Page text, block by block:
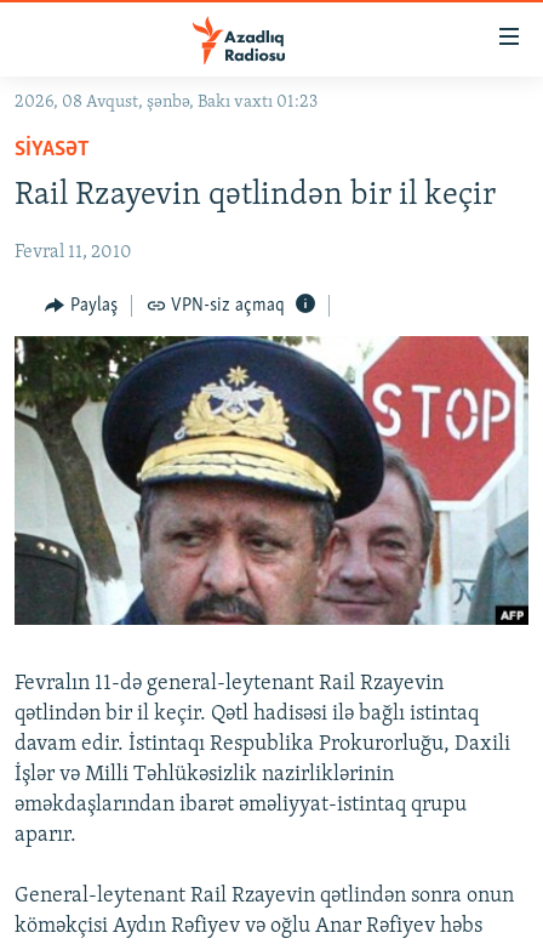
Əsas
qayıt
Əsas
qayıt
GÜNDƏM
#İZAHLA
KORRUPSIOMETR
#ƏSLINDƏ
FƏRQƏ BAX
QANUNI DOĞRU
ARAŞDIRMA
MULTIMEDIA
VIDEO
FOTOQALEREYA
İNFOQRAFIKA
KARIKATURA
RADIO ARXIV
OXU ZALI
AZƏRBAYCAN ƏDƏBIYYATI KITABXANASI
İSLAM VƏ DEMOKRATIYA
HAQQIMIZDA
MISSIYAMIZ
PEŞƏ ETIKASI VƏ JURNALISTIKA STANDARTLARIMIZ
AZADLIQRADIOSU MOBIL TELEFONUNUZDA
BIZIMLƏ ƏLAQƏ
XƏBƏR BÜLLETENLƏRIMIZ
RFE/RL-in bütün saytları
2026, 08 Avqust, şənbə, Bakı vaxtı 01:23
SIYASƏT
Rail Rzayevin qətlindən bir il keçir
Fevral 11, 2010
Paylaş VPN-siz açmaq
Fevralın 11-də general-leytenant Rail Rzayevin
qətlindən bir il keçir. Qətl hadisəsi ilə bağlı istintaq
davam edir. İstintaqı Respublika Prokurorluğu, Daxili
İşlər və Milli Təhlükəsizlik nazirliklərinin
əməkdaşlarından ibarət əməliyyat-istintaq qrupu
aparır.
General-leytenant Rail Rzayevin qətlindən sonra onun
köməkçisi Aydın Rəfiyev və oğlu Anar Rəfiyev həbs